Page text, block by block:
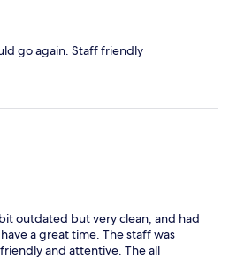
go again. Staff friendly
outdated but very clean, and had
a great time. The staff was
and attentive. The all